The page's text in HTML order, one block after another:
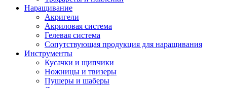
Наращивание
Акригели
Акриловая система
Гелевая система
Сопутствующая продукция для наращивания
Инструменты
Кусачки и щипчики
Ножницы и твизеры
Пушеры и шаберы